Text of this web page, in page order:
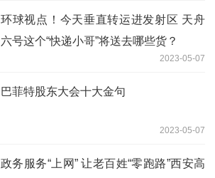
环球视点！今天垂直转运进发射区 天舟
六号这个“快递小哥”将送去哪些货？
2023-05-07
巴菲特股东大会十大金句
2023-05-07
政务服务“上网” 让老百姓“零跑路”西安高